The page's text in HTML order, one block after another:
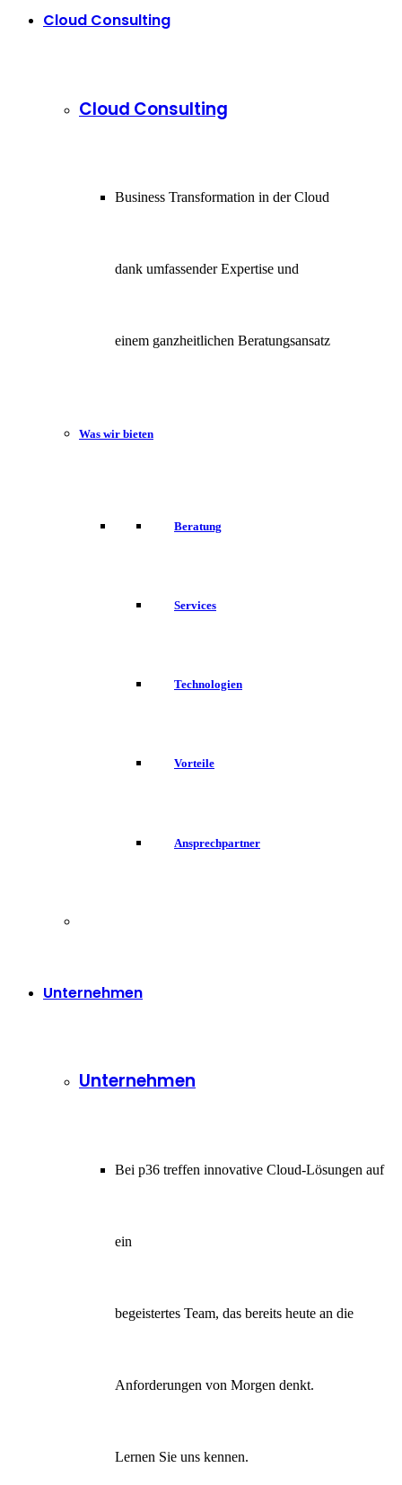
Cloud Consulting
Cloud Consulting
Business Transformation in der Cloud
dank umfassender Expertise und
einem ganzheitlichen Beratungsansatz
Was wir bieten
Beratung
Services
Technologien
Vorteile
Ansprechpartner
Unternehmen
Unternehmen
Bei p36 treffen innovative Cloud-Lösungen auf
ein
begeistertes Team, das bereits heute an die
Anforderungen von Morgen denkt.
Lernen Sie uns kennen.